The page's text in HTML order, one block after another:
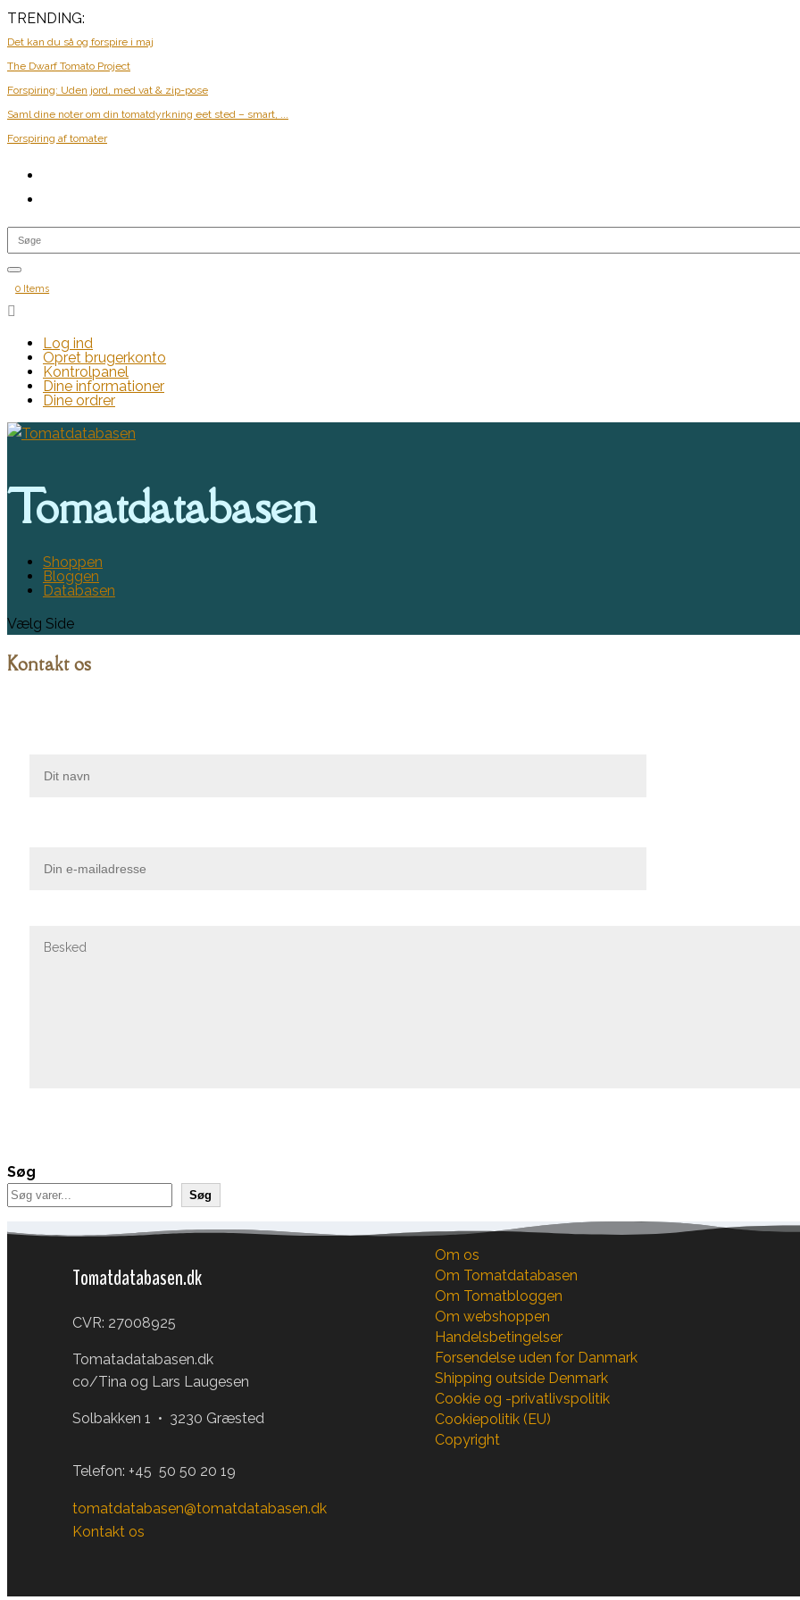
TRENDING:
Det kan du så og forspire i maj
The Dwarf Tomato Project
Forspiring: Uden jord, med vat & zip-pose
Saml dine noter om din tomatdyrkning eet sted – smart, ...
Forspiring af tomater
0 Items

Log ind
Opret brugerkonto
Kontrolpanel
Dine informationer
Dine ordrer
Tomatdatabasen
Shoppen
Bloggen
Databasen
Vælg Side
Kontakt os
Søg
Søg
Tomatdatabasen.dk
CVR: 27008925
Tomatadatabasen.dk
co/Tina og Lars Laugesen
Solbakken 1 • 3230 Græsted
Telefon: +45 50 50 20 19
tomatdatabasen@tomatdatabasen.dk
Kontakt os
Om os
Om Tomatdatabasen
Om Tomatbloggen
Om webshoppen
Handelsbetingelser
Forsendelse uden for Danmark
Shipping outside Denmark
Cookie og -privatlivspolitik
Cookiepolitik (EU)
Copyright